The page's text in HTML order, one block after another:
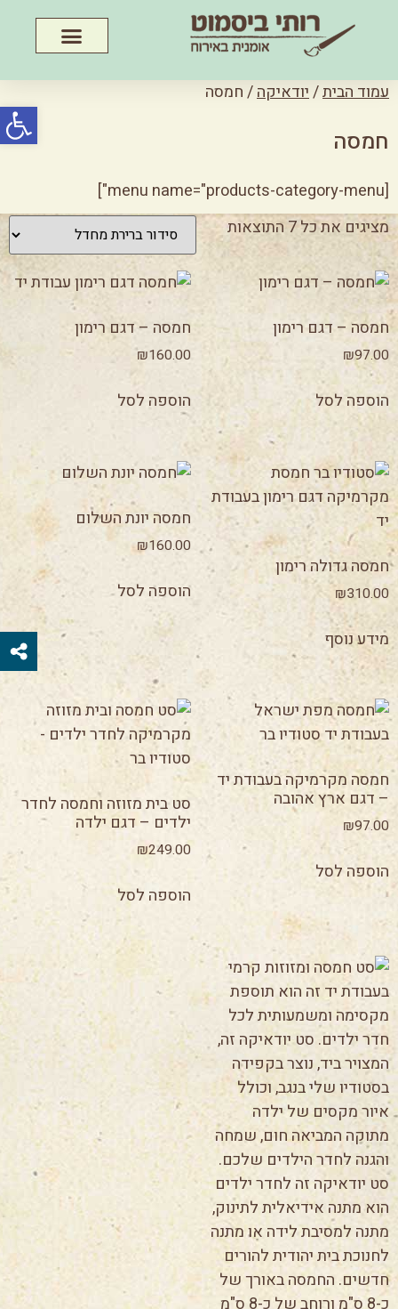
פתח עמוד הבית/יודאיקה/ חמסה
חמסה
[menu name="products-category-menu"]
מציגים את כל ⁦7⁩ התוצאות
חמסה – דגם רימון
₪97.00
הוספה לסל
חמסה – דגם רימון
₪160.00
הוספה לסל
חמסה גדולה רימון
₪310.00
מידע נוסף
חמסה יונת השלום
₪160.00
הוספה לסל
חמסה מקרמיקה בעבודת יד
– דגם ארץ אהובה
₪97.00
הוספה לסל
סט בית מזוזה וחמסה לחדר
ילדים – דגם ילדה
₪249.00
הוספה לסל